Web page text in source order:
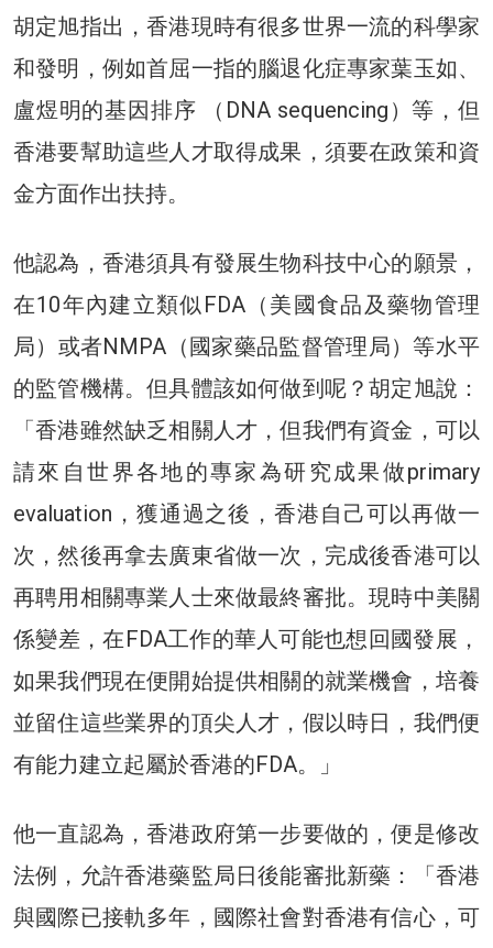
胡定旭指出，香港現時有很多世界一流的科學家
和發明，例如首屈一指的腦退化症專家葉玉如、
盧煜明的基因排序 （DNA sequencing）等，但
香港要幫助這些人才取得成果，須要在政策和資
金方面作出扶持。
他認為，香港須具有發展生物科技中心的願景，
在10年內建立類似FDA（美國食品及藥物管理
局）或者NMPA（國家藥品監督管理局）等水平
的監管機構。但具體該如何做到呢？胡定旭說：
「香港雖然缺乏相關人才，但我們有資金，可以
請來自世界各地的專家為研究成果做primary
evaluation，獲通過之後，香港自己可以再做一
次，然後再拿去廣東省做一次，完成後香港可以
再聘用相關專業人士來做最終審批。現時中美關
係變差，在FDA工作的華人可能也想回國發展，
如果我們現在便開始提供相關的就業機會，培養
並留住這些業界的頂尖人才，假以時日，我們便
有能力建立起屬於香港的FDA。」
他一直認為，香港政府第一步要做的，便是修改
法例，允許香港藥監局日後能審批新藥：「香港
與國際已接軌多年，國際社會對香港有信心，可